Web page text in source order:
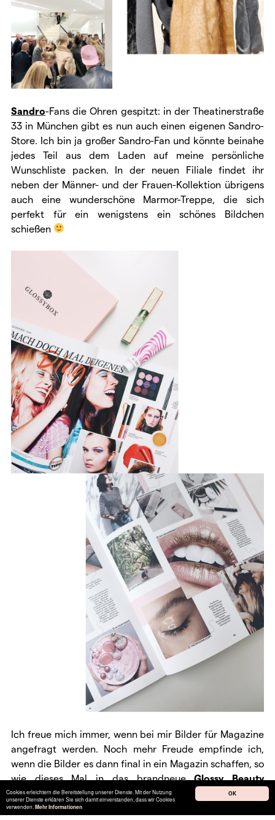
OK
Cookies erleichtern die Bereitstellung unserer Dienste. Mit der Nutzung
unserer Dienste erklären Sie sich damit einverstanden, dass wir Cookies
verwenden.Mehr Informationen
Sandro-Fans die Ohren gespitzt: in der Theatinerstraße
33 in München gibt es nun auch einen eigenen Sandro-
Store. Ich bin ja großer Sandro-Fan und könnte beinahe
jedes Teil aus dem Laden auf meine persönliche
Wunschliste packen. In der neuen Filiale findet ihr
neben der Männer- und der Frauen-Kollektion übrigens
auch eine wunderschöne Marmor-Treppe, die sich
perfekt für ein wenigstens ein schönes Bildchen
schießen
Ich freue mich immer, wenn bei mir Bilder für Magazine
angefragt werden. Noch mehr Freude empfinde ich,
wenn die Bilder es dann final in ein Magazin schaffen, so
wie dieses Mal in das brandneueGlossy Beauty
Magazin, das vonGlossyboxproduziert wird. Unser
glossiges Augenmakeup findet ihr auf der Seite